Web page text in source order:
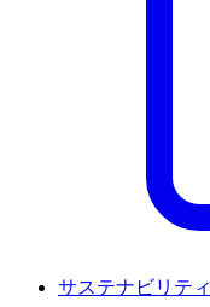
サステナビリティ